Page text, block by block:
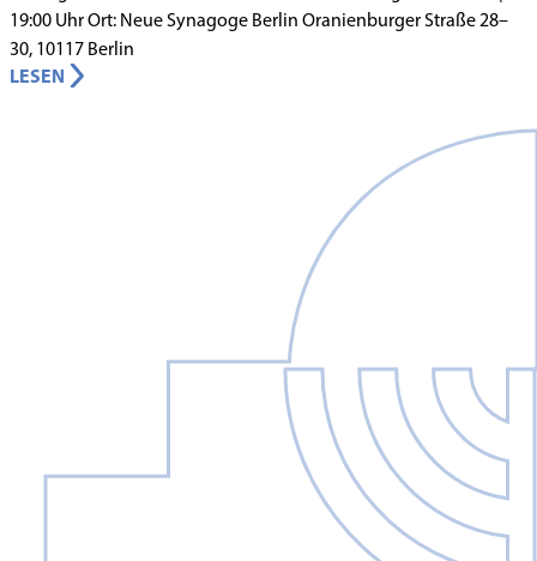
19:00 Uhr Ort: Neue Synagoge Berlin Oranienburger Straße 28–
30, 10117 Berlin
LESEN